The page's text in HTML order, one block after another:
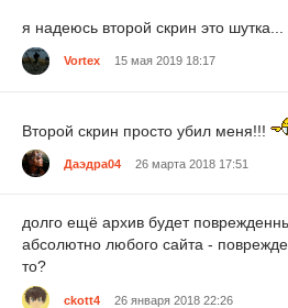
я надеюсь второй скрин это шутка...
Vortex 15 мая 2019 18:17
Второй скрин просто убил меня!!!
Даэдра04 26 марта 2018 17:51
долго ещё архив будет
абсолютно любого сайта -
то?
ckott4 26 января 2018 22:26